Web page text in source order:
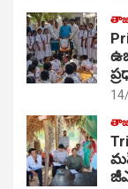
తాజా
తాజా